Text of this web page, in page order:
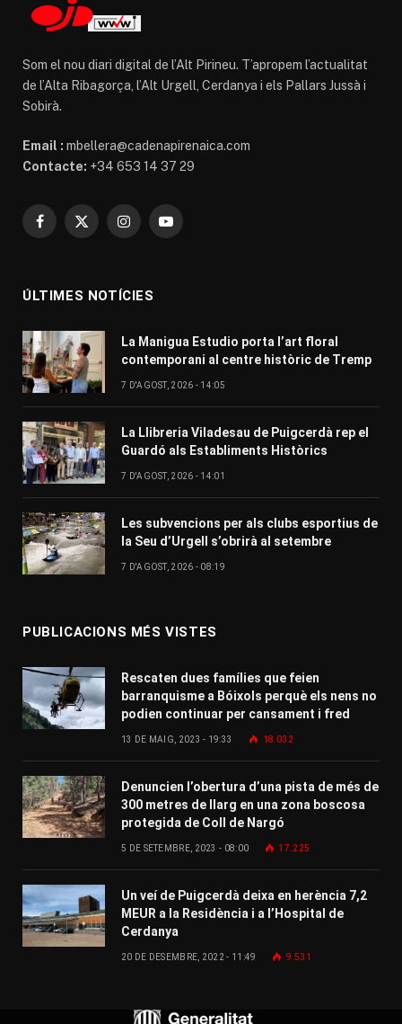
Som el nou diari digital de l’Alt Pirineu. T’apropem l’actualitat
de l’Alta Ribagorça, l’Alt Urgell, Cerdanya i els Pallars Jussà i
Sobirà.
Email : mbellera@cadenapirenaica.com
Contacte: +34 653 14 37 29
Facebook
X
InstagramYouTube
ÚLTIMES NOTÍCIES
La Manigua Estudio porta l’art floral
contemporani al centre històric de Tremp
7 D'AGOST, 2026 - 14:05
La Llibreria Viladesau de Puigcerdà rep el
Guardó als Establiments Històrics
7 D'AGOST, 2026 - 14:01
Les subvencions per als clubs esportius de
la Seu d’Urgell s’obrirà al setembre
7 D'AGOST, 2026 - 08:19
PUBLICACIONS MÉS VISTES
Rescaten dues famílies que feien
barranquisme a Bóixols perquè els nens no
podien continuar per cansament i fred
13 DE MAIG, 2023 - 19:33 18.032
Denuncien l’obertura d’una pista de més de
300 metres de llarg en una zona boscosa
protegida de Coll de Nargó
5 DE SETEMBRE, 2023 - 08:00 17.225
Un veí de Puigcerdà deixa en herència 7,2
MEUR a la Residència i a l’Hospital de
Cerdanya
20 DE DESEMBRE, 2022 - 11:49 9.531